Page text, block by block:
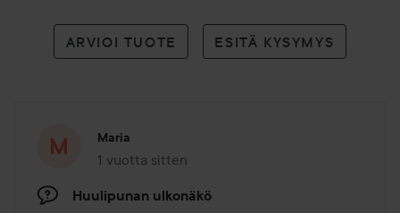
ARVIOI TUOTE ESITÄ KYSYMYS
Maria
1 vuotta sitten
Viesti luotiin 1 vuotta sitten
Huulipunan ulkonäkö